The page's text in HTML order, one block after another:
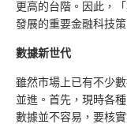
更高的台階。因此，
發展的重要金融科技策
數據新世代
雖然市場上已有不少
並進。首先，現時各
數據並不容易，要核